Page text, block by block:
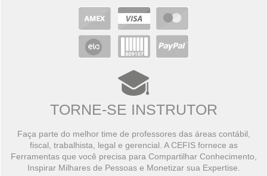
TORNE-SE INSTRUTOR
Faça parte do melhor time de professores das áreas contábil,
fiscal, trabalhista, legal e gerencial. A CEFIS fornece as
Ferramentas que você precisa para Compartilhar Conhecimento,
Inspirar Milhares de Pessoas e Monetizar sua Expertise.